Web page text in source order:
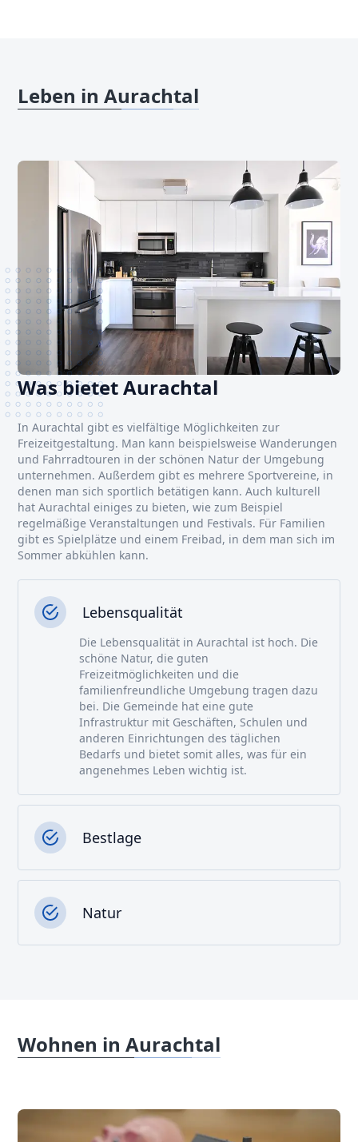
Leben in Aurachtal
Was bietet Aurachtal
In Aurachtal gibt es vielfältige Möglichkeiten zur
Freizeitgestaltung. Man kann beispielsweise Wanderungen
und Fahrradtouren in der schönen Natur der Umgebung
unternehmen. Außerdem gibt es mehrere Sportvereine, in
denen man sich sportlich betätigen kann. Auch kulturell
hat Aurachtal einiges zu bieten, wie zum Beispiel
regelmäßige Veranstaltungen und Festivals. Für Familien
gibt es Spielplätze und einem Freibad, in dem man sich im
Sommer abkühlen kann.
Lebensqualität
Die Lebensqualität in Aurachtal ist hoch. Die
schöne Natur, die guten
Freizeitmöglichkeiten und die
familienfreundliche Umgebung tragen dazu
bei. Die Gemeinde hat eine gute
Infrastruktur mit Geschäften, Schulen und
anderen Einrichtungen des täglichen
Bedarfs und bietet somit alles, was für ein
angenehmes Leben wichtig ist.
Bestlage
Natur
Wohnen in Aurachtal